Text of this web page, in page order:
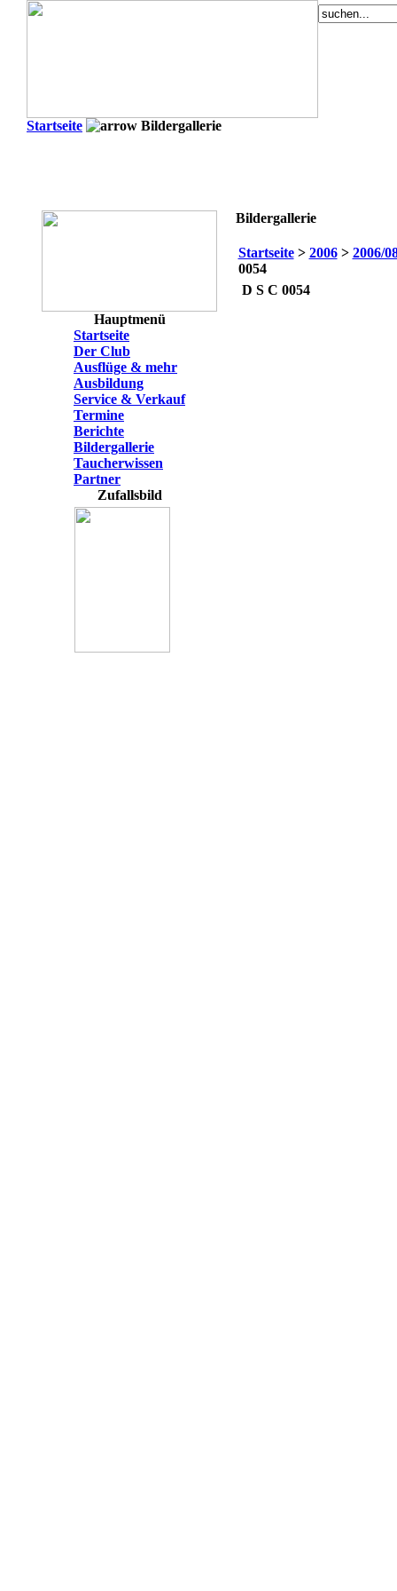
Startseite Bildergallerie
Hauptmenü
Startseite
Der Club
Ausflüge & mehr
Ausbildung
Service & Verkauf
Termine
Berichte
Bildergallerie
Taucherwissen
Partner
Zufallsbild
Bildergallerie
Startseite> 2006> 2006/
0054
D S C 0054